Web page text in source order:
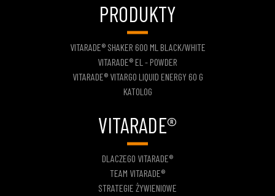
PRODUKTY
VITARADE® SHAKER 600 ML BLACK/WHITE
VITARADE® EL - POWDER
VITARADE® VITARGO LIQUID ENERGY 60 G
KATOLOG
VITARADE®
DLACZEGO VITARADE®
TEAM VITARADE®
STRATEGIE ŻYWIENIOWE